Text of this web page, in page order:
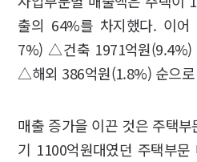
출의 64%를 차지했다. 이
7%) △건축 1971억원
△해외 386억원(1.8%) 순으로
매출 증가을 이끈 것은 주택
기 1100억원대였던 주택부